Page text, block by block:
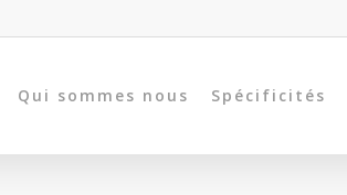
Qui sommes nous Spécificités